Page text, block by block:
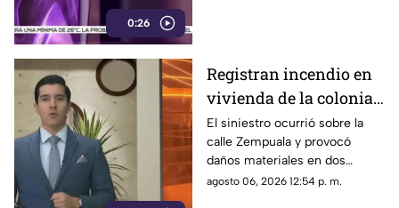
0:26
Registran incendio en
vivienda de la colonia
Fronteriza; bomberos
controlan las llamas
El siniestro ocurrió sobre la
calle Zempuala y provocó
daños materiales en dos
habitaciones; Protección Civil
agosto 06, 2026 12:54 p. m.